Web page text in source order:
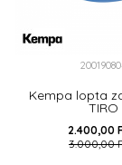
Kempa lopta
TIRO
2.400,00
3.000,00